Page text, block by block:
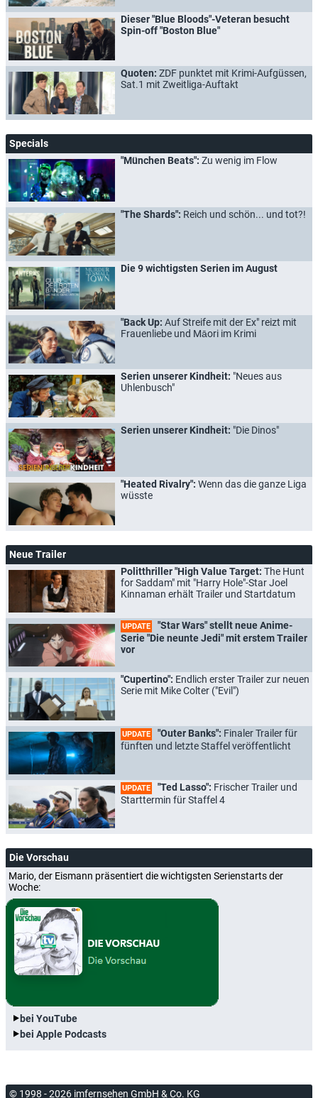
Dieser "Blue Bloods"-Veteran besucht
Spin-off "Boston Blue"
Quoten: ZDF punktet mit Krimi-Aufgüssen,
Sat.1 mit Zweitliga-Auftakt
Specials
"München Beats": Zu wenig im Flow
"The Shards": Reich und schön... und tot?!
Die 9 wichtigsten Serien im August
"Back Up: Auf Streife mit der Ex" reizt mit
Frauenliebe und Māori im Krimi
Serien unserer Kindheit: "Neues aus
Uhlenbusch"
Serien unserer Kindheit: "Die Dinos"
"Heated Rivalry": Wenn das die ganze Liga
wüsste
Neue Trailer
Politthriller "High Value Target: The Hunt
for Saddam" mit "Harry Hole"-Star Joel
Kinnaman erhält Trailer und Startdatum
UPDATE
"Star Wars" stellt neue Anime-
Serie "Die neunte Jedi" mit erstem Trailer
vor
"Cupertino": Endlich erster Trailer zur neuen
Serie mit Mike Colter ("Evil")
UPDATE "Outer Banks": Finaler Trailer für
fünften und letzte Staffel veröffentlicht
UPDATE "Ted Lasso": Frischer Trailer und
Starttermin für Staffel 4
Die Vorschau
Mario, der Eismann präsentiert die wichtigsten Serienstarts der
Woche:
bei YouTube
bei Apple Podcasts
© 1998 - 2026 imfernsehen GmbH & Co. KG